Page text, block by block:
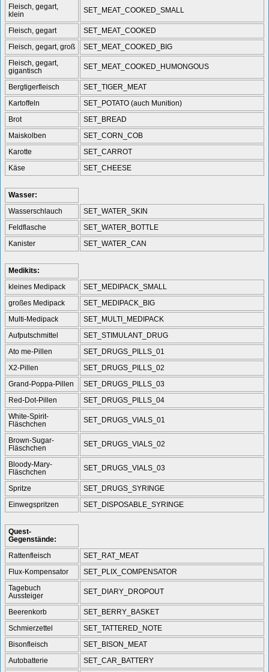
Fleisch, gegart,
klein
SET_MEAT_COOKED_SMALL
Fleisch, gegart
SET_MEAT_COOKED
Fleisch, gegart, groß
SET_MEAT_COOKED_BIG
Fleisch, gegart,
gigantisch
SET_MEAT_COOKED_HUMONGOUS
Bergtigerfleisch
SET_TIGER_MEAT
Kartoffeln
SET_POTATO (auch Munition)
Brot
SET_BREAD
Maiskolben
SET_CORN_COB
Karotte
SET_CARROT
Käse
SET_CHEESE
Wasser:
Wasserschlauch
SET_WATER_SKIN
Feldflasche
SET_WATER_BOTTLE
Kanister
SET_WATER_CAN
Medikits:
kleines Medipack
SET_MEDIPACK_SMALL
großes Medipack
SET_MEDIPACK_BIG
Multi-Medipack
SET_MULTI_MEDIPACK
Aufputschmittel
SET_STIMULANT_DRUG
Ato me-Pillen
SET_DRUGS_PILLS_01
X2-Pillen
SET_DRUGS_PILLS_02
Grand-Poppa-Pillen
SET_DRUGS_PILLS_03
Red-Dot-Pillen
SET_DRUGS_PILLS_04
White-Spirit-
Fläschchen
SET_DRUGS_VIALS_01
Brown-Sugar-
Fläschchen
SET_DRUGS_VIALS_02
Bloody-Mary-
Fläschchen
SET_DRUGS_VIALS_03
Spritze
SET_DRUGS_SYRINGE
Einwegspritzen
SET_DISPOSABLE_SYRINGE
Quest-
Gegenstände:
Rattenfleisch
SET_RAT_MEAT
Flux-Kompensator
SET_PLIX_COMPENSATOR
Tagebuch
Aussteiger
SET_DIARY_DROPOUT
Beerenkorb
SET_BERRY_BASKET
Schmierzettel
SET_TATTERED_NOTE
Bisonfleisch
SET_BISON_MEAT
Autobatterie
SET_CAR_BATTERY